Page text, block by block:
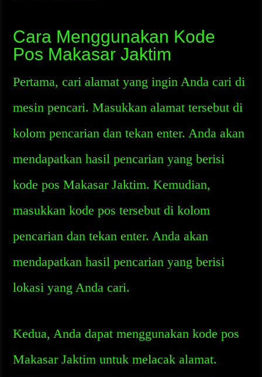
Cara Menggunakan Kode
Pos Makasar Jaktim
Pertama, cari alamat yang ingin Anda cari di
mesin pencari. Masukkan alamat tersebut di
kolom pencarian dan tekan enter. Anda akan
mendapatkan hasil pencarian yang berisi
kode pos Makasar Jaktim. Kemudian,
masukkan kode pos tersebut di kolom
pencarian dan tekan enter. Anda akan
mendapatkan hasil pencarian yang berisi
lokasi yang Anda cari.
Kedua, Anda dapat menggunakan kode pos
Makasar Jaktim untuk melacak alamat.